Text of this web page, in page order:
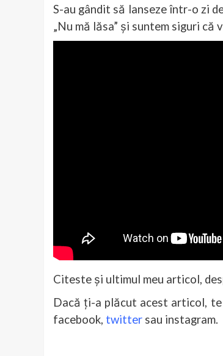
S-au gândit să lanseze într-o zi
„Nu mă lăsa” și suntem siguri că
Citeste și ultimul meu articol,
Dacă ți-a plăcut acest articol,
facebook, twitter sau instagram.